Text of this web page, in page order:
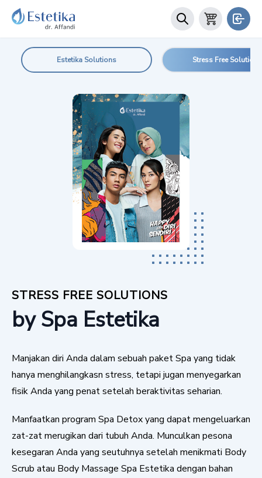
Estetika Solutions Stress Free Solutions
STRESS FREE SOLUTIONS
by Spa Estetika
Manjakan diri Anda dalam sebuah paket Spa yang tidak
hanya menghilangkasn stress, tetapi jugan menyegarkan
fisik Anda yang penat setelah beraktivitas seharian.
Manfaatkan program Spa Detox yang dapat mengeluarkan
zat-zat merugikan dari tubuh Anda. Munculkan pesona
kesegaran Anda yang seutuhnya setelah menikmati Body
Scrub atau Body Massage Spa Estetika dengan bahan